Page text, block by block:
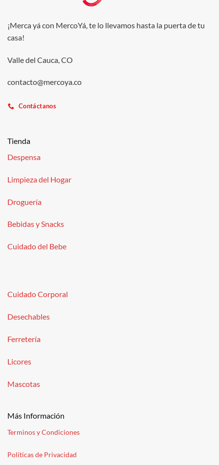
¡Merca yá con MercoYá, te lo llevamos hasta la puerta de tu
casa!
Valle del Cauca, CO
contacto@mercoya.co
Contáctanos
Tienda
Despensa
Limpieza del Hogar
Droguería
Bebidas y Snacks
Cuidado del Bebe
Cuidado Corporal
Desechables
Ferretería
Licores
Mascotas
Más Información
Terminos y Condiciones
Políticas de Privacidad